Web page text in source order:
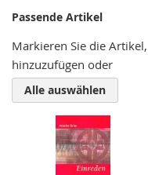
Nickname
Zusammenfassung
Bewertung
Passende Artikel
Markieren Sie die
hinzuzufügen oder
Alle auswählen